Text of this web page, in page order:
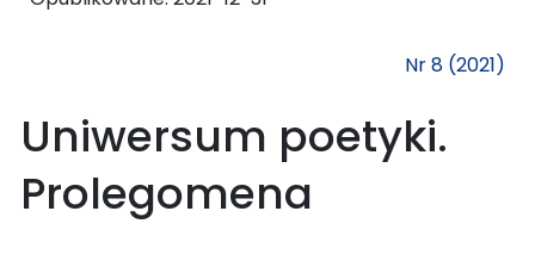
Nr 8 (2021)
Uniwersum poetyki.
Prolegomena